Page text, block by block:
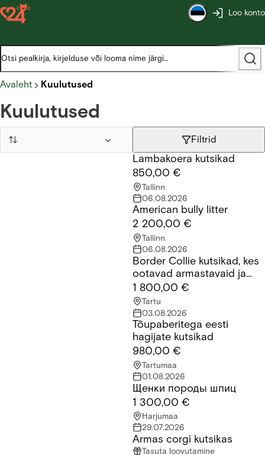
Loo konto
Avaleht Kuulutused
Kuulutused
Filtrid
Lambakoera kutsikad
850,00 €
Tallinn
06.08.2026
American bully litter
2 200,00 €
Tallinn
06.08.2026
Border Collie kutsikad, kes ootavad armastavaid ja
Border Collie kutsikad, kes
ootavad armastavaid ja
vastutustundlikke peresid.
1 800,00 €
Tartu
03.08.2026
Tõupaberitega eesti hagijate kutsikadTõupaberitega eesti
hagijate kutsikad
980,00 €
Tartumaa
01.08.2026
Щенки породы шпиц
1 300,00 €
Harjumaa
29.07.2026
Armas corgi kutsikas
Tasuta loovutamine